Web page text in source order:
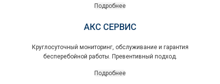
Подробнее
АКС СЕРВИС
Круглосуточный мониторинг, обслуживание и гарантия
бесперебойной работы. Превентивный подход.
Подробнее